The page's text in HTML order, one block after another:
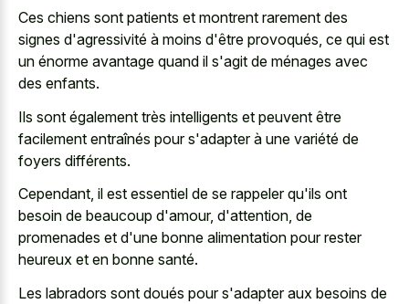
Ces chiens sont patients et montrent rarement des
signes d'agressivité à moins d'être provoqués, ce qui est
un énorme avantage quand il s'agit de ménages avec
des enfants.
Ils sont également très intelligents et peuvent être
facilement entraînés pour s'adapter à une variété de
foyers différents.
Cependant, il est essentiel de se rappeler qu'ils ont
besoin de beaucoup d'amour, d'attention, de
promenades et d'une bonne alimentation pour rester
heureux et en bonne santé.
Les labradors sont doués pour s'adapter aux besoins de